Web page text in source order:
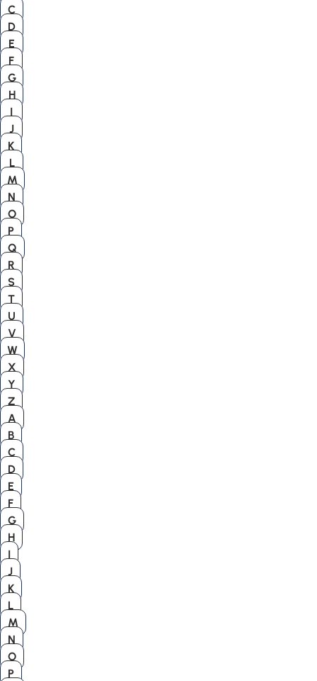
C
D
E
F
G
H
I
J
K
L
M
N
O
P
Q
R
S
T
U
V
W
X
Y
Z
A
B
C
D
E
F
G
H
I
J
K
L
M
N
O
P